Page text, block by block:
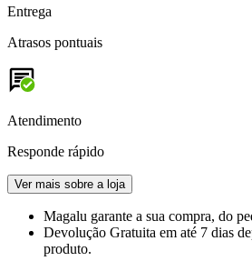
Entrega
Atrasos pontuais
Atendimento
Responde rápido
Ver mais sobre a loja
Magalu garante a sua compra, do
Devolução Gratuita em até 7 dias
produto.